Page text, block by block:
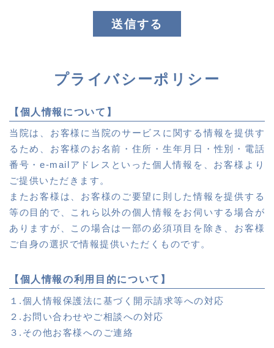
プライバシーポリシー
【個人情報について】
当院は、お客様に当院のサービスに関する情報を提供す
るため、お客様のお名前・住所・生年月日・性別・電話
番号・e-mailアドレスといった個人情報を、お客様より
ご提供いただきます。
またお客様は、お客様のご要望に則した情報を提供する
等の目的で、これら以外の個人情報をお伺いする場合が
ありますが、この場合は一部の必須項目を除き、お客様
ご自身の選択で情報提供いただくものです。
【個人情報の利用目的について】
１.個人情報保護法に基づく開示請求等への対応
２.お問い合わせやご相談への対応
３.その他お客様へのご連絡